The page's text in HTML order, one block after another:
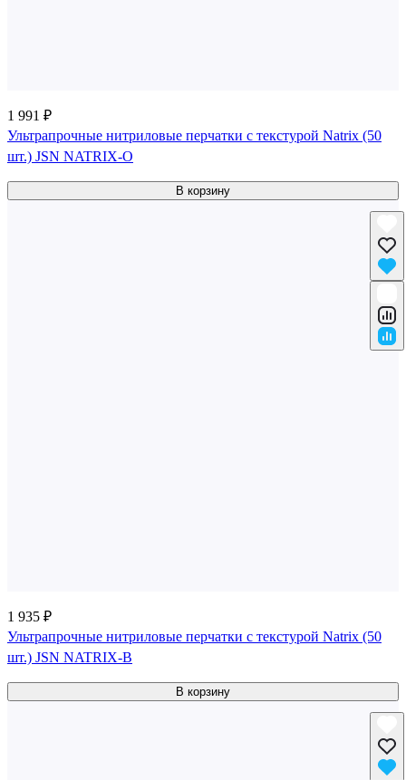
1 991 ₽
Ультрапрочные нитриловые перчатки с текстурой Natrix (50
шт.) JSN NATRIX-O
В корзину
1 935 ₽
Ультрапрочные нитриловые перчатки с текстурой Natrix (50
шт.) JSN NATRIX-B
В корзину